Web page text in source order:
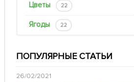
Цветы 22
Ягоды 22
ПОПУЛЯРНЫЕ СТАТЬИ
26/02/2021